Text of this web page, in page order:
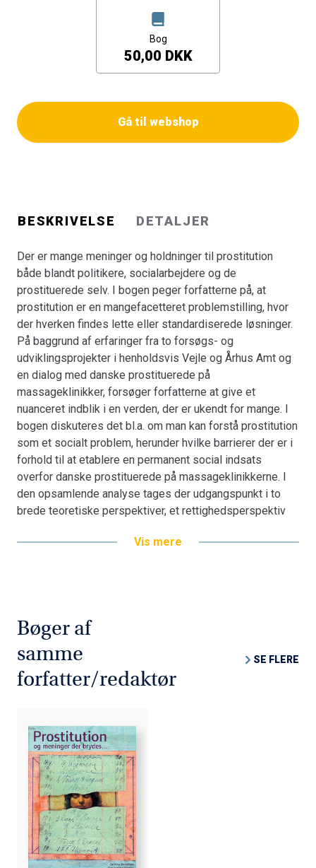
den opsamlende analyse tages der udgangspunkt i to
brede teoretiske perspektiver, et rettighedsperspektiv
Bog
50,00 DKK
Gå til webshop
BESKRIVELSE DETALJER
Der er mange meninger og holdninger til prostitution
både blandt politikere, socialarbejdere og de
prostituerede selv. I bogen peger forfatterne på, at
prostitution er en mangefacetteret problemstilling, hvor
der hverken findes lette eller standardiserede løsninger.
På baggrund af erfaringer fra to forsøgs- og
udviklingsprojekter i henholdsvis Vejle og Århus Amt og
en dialog med danske prostituerede på
massageklinikker, forsøger forfatterne at give et
nuanceret indblik i en verden, der er ukendt for mange. I
bogen diskuteres det bl.a. om man kan forstå prostitution
som et socialt problem, herunder hvilke barrierer der er i
forhold til at etablere en permanent social indsats
overfor danske prostituerede på massageklinikkerne. I
den opsamlende analyse tages der udgangspunkt i to
brede teoretiske perspektiver, et rettighedsperspektiv
Vis mere
Bøger af
samme
forfatter/redaktør
SE FLERE